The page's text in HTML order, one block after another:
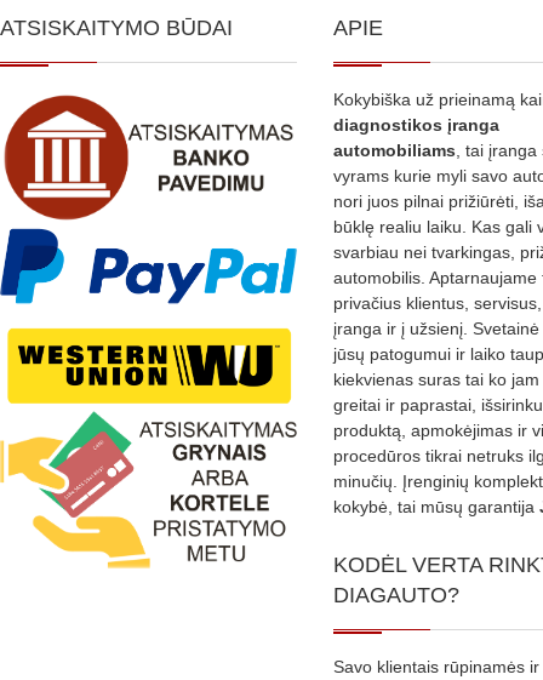
ATSISKAITYMO BŪDAI APIE
Kokybiška už prieinamą
diagnostikos įranga
automobiliams , tai
vyrams kurie myli savo
nori juos pilnai prižiūrėti,
būklę realiu laiku. Kas gali
svarbiau nei tvarkingas,
automobilis. Aptarnaujame
privačius klientus,
įranga ir į užsienį.
jūsų patogumui ir laiko
kiekvienas suras tai ko
greitai ir paprastai,
produktą, apmokėjimas ir
procedūros tikrai netruks
minučių. Įrenginių
kokybė, tai mūsų garantija
KODĖL VERTA
DIAGAUTO?
Savo klientais rūpinamės